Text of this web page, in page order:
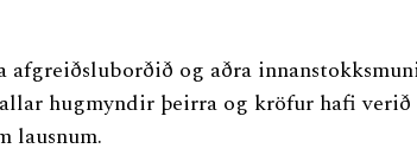
og aðra
hugmyndir þeirra og kröfur hafi
lausnum.